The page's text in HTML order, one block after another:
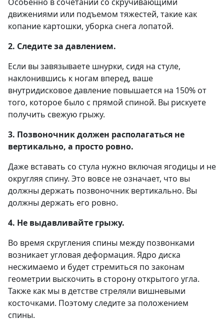
движениями или подъемом тяжестей, такие как
копание картошки, уборка снега лопатой.
2. Следите за давлением.
Если вы завязываете шнурки, сидя на стуле,
наклонившись к ногам вперед, ваше
внутридисковое давление повышается на 150% от
того, которое было с прямой спиной. Вы рискуете
получить свежую грыжу.
3. Позвоночник должен располагаться не
вертикально, а просто ровно.
Даже вставать со стула нужно включая ягодицы и не
округляя спину. Это вовсе не означает, что вы
должны держать позвоночник вертикально. Вы
должны держать его ровно.
4. Не выдавливайте грыжу.
Во время скругления спины между позвонками
возникает угловая деформация. Ядро диска
несжимаемо и будет стремиться по законам
геометрии выскочить в сторону открытого угла.
Также как мы в детстве стреляли вишневыми
косточками. Поэтому следите за положением
спины.